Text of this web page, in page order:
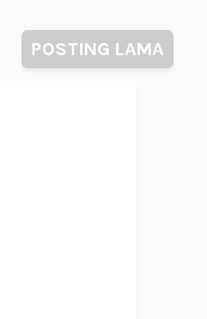
POSTING LAMA